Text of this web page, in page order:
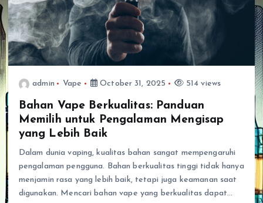
admin Vape October 31, 2025 514 views
Bahan Vape Berkualitas: Panduan
Memilih untuk Pengalaman Mengisap
yang Lebih Baik
Dalam dunia vaping, kualitas bahan sangat mempengaruhi
pengalaman pengguna. Bahan berkualitas tinggi tidak hanya
menjamin rasa yang lebih baik, tetapi juga keamanan saat
digunakan. Mencari bahan vape yang berkualitas dapat…